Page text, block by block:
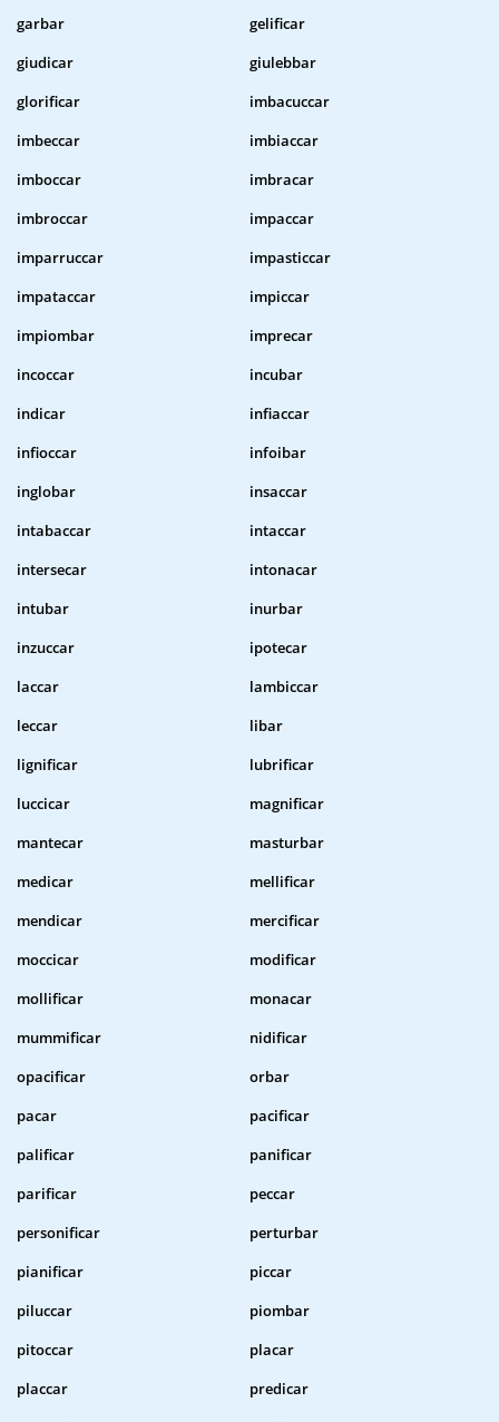
garbar
gelificar
giudicar
giulebbar
glorificar
imbacuccar
imbeccar
imbiaccar
imboccar
imbracar
imbroccar
impaccar
imparruccar
impasticcar
impataccar
impiccar
impiombar
imprecar
incoccar
incubar
indicar
infiaccar
infioccar
infoibar
inglobar
insaccar
intabaccar
intaccar
intersecar
intonacar
intubar
inurbar
inzuccar
ipotecar
laccar
lambiccar
leccar
libar
lignificar
lubrificar
luccicar
magnificar
mantecar
masturbar
medicar
mellificar
mendicar
mercificar
moccicar
modificar
mollificar
monacar
mummificar
nidificar
opacificar
orbar
pacar
pacificar
palificar
panificar
parificar
peccar
personificar
perturbar
pianificar
piccar
piluccar
piombar
pitoccar
placar
placcar
predicar